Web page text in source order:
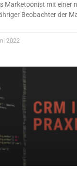
Marketoonist mit einer
Beobachter der
2022